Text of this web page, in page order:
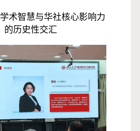
学术智慧与华社核心影响力
的历史性交汇